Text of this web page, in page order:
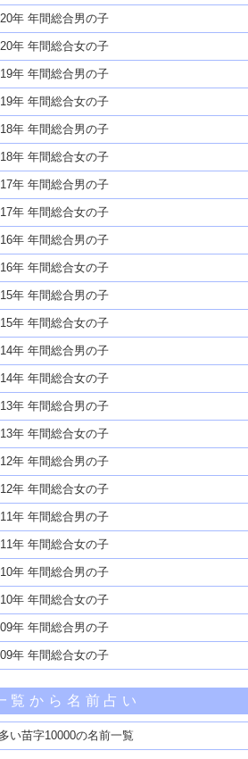
年 年間総合男の子
年 年間総合女の子
年 年間総合男の子
年 年間総合女の子
年 年間総合男の子
年 年間総合女の子
年 年間総合男の子
年 年間総合女の子
年 年間総合男の子
年 年間総合女の子
年 年間総合男の子
年 年間総合女の子
年 年間総合男の子
年 年間総合女の子
年 年間総合男の子
年 年間総合女の子
年 年間総合男の子
年 年間総合女の子
年 年間総合男の子
年 年間総合女の子
年 年間総合男の子
年 年間総合女の子
年 年間総合男の子
年 年間総合女の子
覧から名前占い
い苗字10000の名前一覧